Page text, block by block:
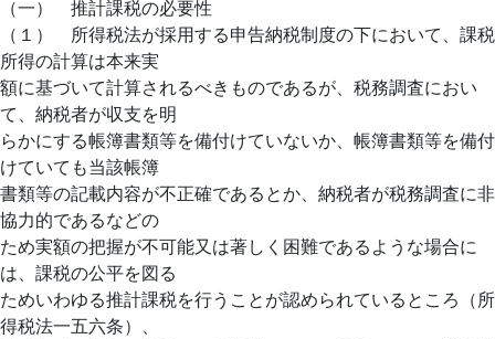
（一） 推計課税の必要性
（１） 所得税法が採用する申告納税制度の下において、課税
所得の計算は本来実
額に基づいて計算されるべきものであるが、税務調査におい
て、納税者が収支を明
らかにする帳簿書類等を備付けていないか、帳簿書類等を備付
けていても当該帳簿
書類等の記載内容が不正確であるとか、納税者が税務調査に非
協力的であるなどの
ため実額の把握が不可能又は著しく困難であるような場合に
は、課税の公平を図る
ためいわゆる推計課税を行うことが認められているところ（所
得税法一五六条）、